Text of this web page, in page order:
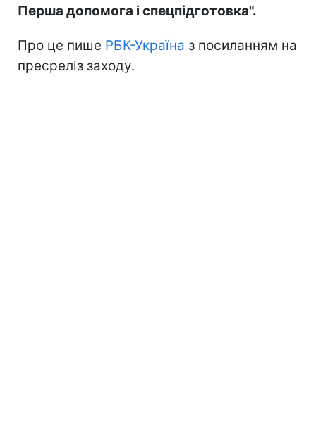
Перша допомога і спецпідготовка".
Про це пише РБК-Україна з посиланням на
пресреліз заходу.